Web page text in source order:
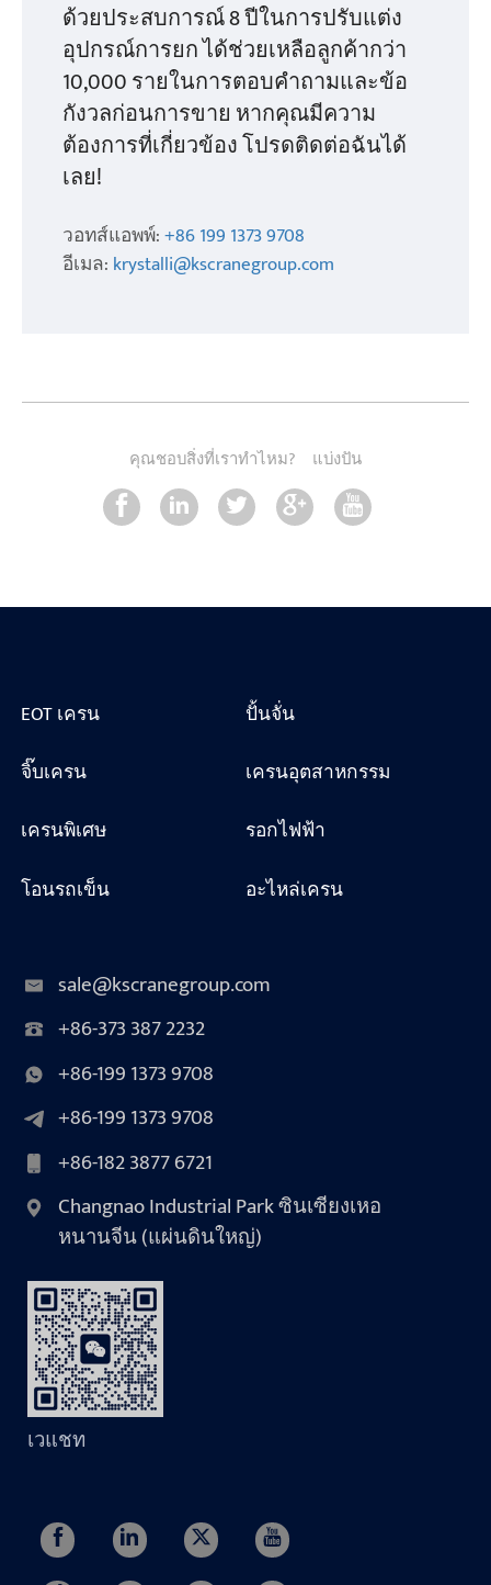
ด้วยประสบการณ์ 8 ปีในการปรับแต่ง
อุปกรณ์การยก ได้ช่วยเหลือลูกค้ากว่า
10,000 รายในการตอบคำถามและข้อ
กังวลก่อนการขาย หากคุณมีความ
ต้องการที่เกี่ยวข้อง โปรดติดต่อฉันได้
เลย!
วอทส์แอพพ์:+86 199 1373 9708
อีเมล: krystalli@kscranegroup.com
คุณชอบสิ่งที่เราทำไหม? แบ่งปัน
EOT เครน
ปั้นจั่น
จิ๊บเครน
เครนอุตสาหกรรม
เครนพิเศษ
รอกไฟฟ้า
โอนรถเข็น
อะไหล่เครน
sale@kscranegroup.com
+86-373 387 2232
+86-199 1373 9708
+86-199 1373 9708
+86-182 3877 6721
Changnao Industrial Park ซินเซียงเหอ
หนานจีน (แผ่นดินใหญ่)
เวแชท